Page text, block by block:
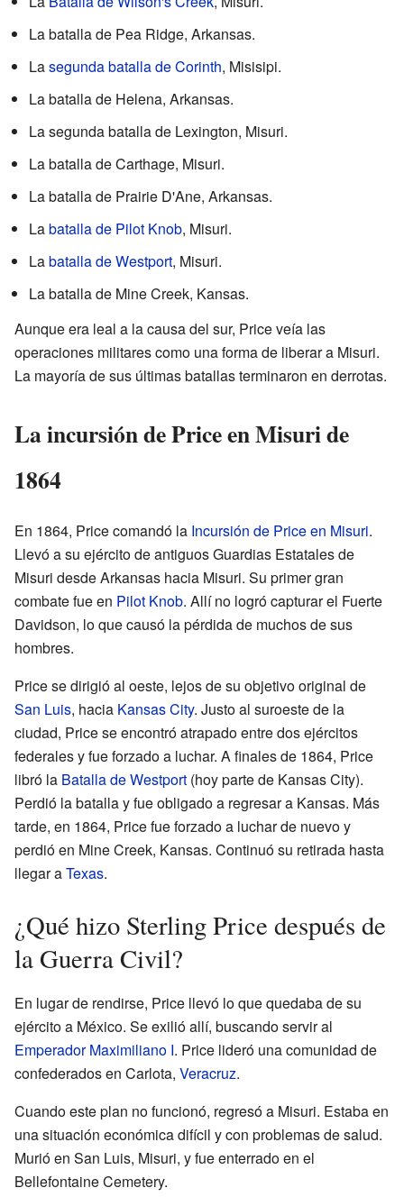
La batalla de Pea Ridge, Arkansas.
Lasegunda batalla de Corinth, Misisipi.
La batalla de Helena, Arkansas.
La segunda batalla de Lexington, Misuri.
La batalla de Carthage, Misuri.
La batalla de Prairie D'Ane, Arkansas.
Labatalla de Pilot Knob, Misuri.
Labatalla de Westport, Misuri.
La batalla de Mine Creek, Kansas.
Aunque era leal a la causa del sur, Price veía las
operaciones militares como una forma de liberar a Misuri.
La mayoría de sus últimas batallas terminaron en derrotas.
La incursión de Price en Misuri de
1864
En 1864, Price comandó la Incursión de Price en Misuri.
Llevó a su ejército de antiguos Guardias Estatales de
Misuri desde Arkansas hacia Misuri. Su primer gran
combate fue en Pilot Knob. Allí no logró capturar el Fuerte
Davidson, lo que causó la pérdida de muchos de sus
hombres.
Price se dirigió al oeste, lejos de su objetivo original de
San Luis, hacia Kansas City. Justo al suroeste de la
ciudad, Price se encontró atrapado entre dos ejércitos
federales y fue forzado a luchar. A finales de 1864, Price
libró la Batalla de Westport (hoy parte de Kansas City).
Perdió la batalla y fue obligado a regresar a Kansas. Más
tarde, en 1864, Price fue forzado a luchar de nuevo y
perdió en Mine Creek, Kansas. Continuó su retirada hasta
llegar aTexas.
¿Qué hizo Sterling Price después de
la Guerra Civil?
En lugar de rendirse, Price llevó lo que quedaba de su
ejército a México. Se exilió allí, buscando servir al
Emperador Maximiliano I. Price lideró una comunidad de
confederados en Carlota, Veracruz.
Cuando este plan no funcionó, regresó a Misuri. Estaba en
una situación económica difícil y con problemas de salud.
Murió en San Luis, Misuri, y fue enterrado en el
Bellefontaine Cemetery.